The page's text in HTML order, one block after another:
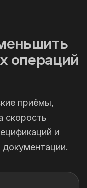
операций
приёмы,
скорость
и
документации.